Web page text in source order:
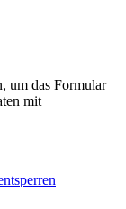
um das Formular
mit